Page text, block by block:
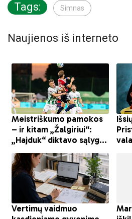
Tags: Simnas
Naujienos iš interneto